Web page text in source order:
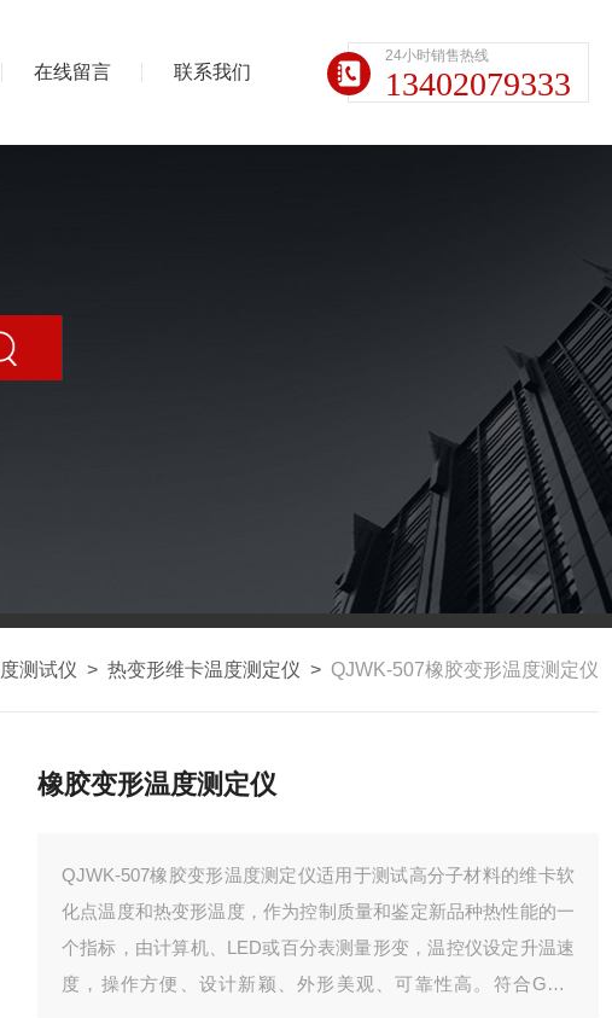
在线留言 联系我们
24小时销售热线
13402079333
测试仪 > 热变形维卡温度测定仪 > QJWK-507橡胶变形温度测定仪
橡胶变形温度测定仪
QJWK-507橡胶变形温度测定仪适用于测试高分子材料的维卡软
化点温度和热变形温度，作为控制质量和鉴定新品种热性能的一
个指标，由计算机、LED或百分表测量形变，温控仪设定升温速
度，操作方便、设计新颖、外形美观、可靠性高。符合GB/T